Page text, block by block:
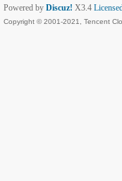
Powered by Discuz! X3.4
Copyright © 2001-2021, Tencent